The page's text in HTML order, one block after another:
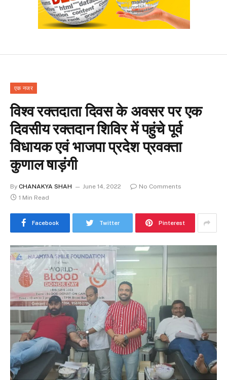
एक नजर
विश्व रक्तदाता दिवस के अवसर पर एक
दिवसीय रक्तदान शिविर में पहुंचे पूर्व
विधायक एवं भाजपा प्रदेश प्रवक्ता
कुणाल षाड़ंगी
By CHANAKYA SHAH June 14, 2022
No Comments
1 Min Read
Facebook Twitter Pinterest